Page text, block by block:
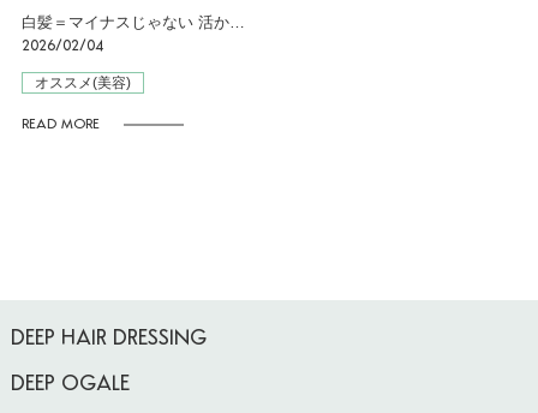
白髪＝マイナスじゃない 活かすという選択
2026/02/04
オススメ(美容)
READ MORE
DEEP HAIR DRESSING
DEEP OGALE